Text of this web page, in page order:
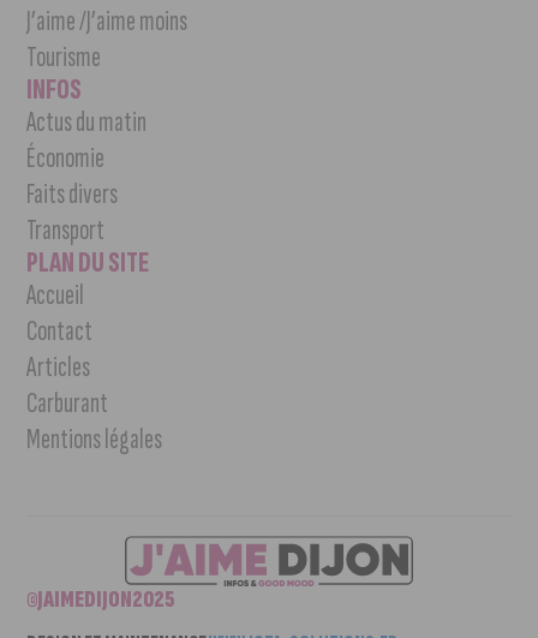
J’aime /J’aime moins
Tourisme
INFOS
Actus du matin
Économie
Faits divers
Transport
PLAN DU SITE
Accueil
Contact
Articles
Carburant
Mentions légales
©JAIMEDIJON2025